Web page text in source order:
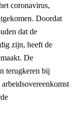
coronavirus,
Doordat
dat de
zijn, heeft de
De
terugkeren bij